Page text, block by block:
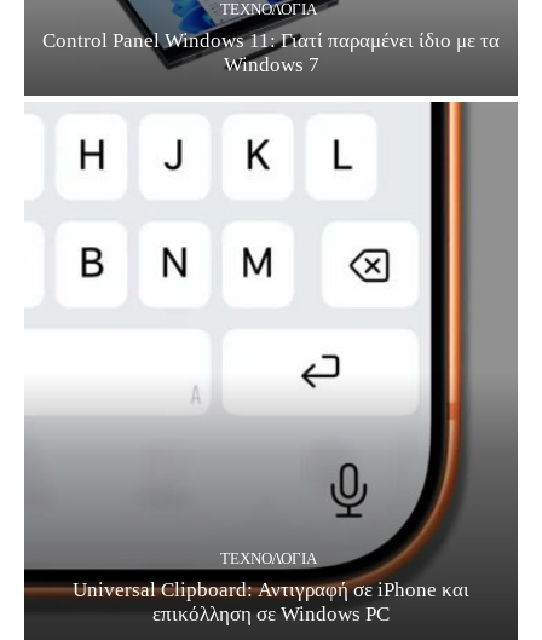
ΤΕΧΝΟΛΟΓΊΑ
Control Panel Windows 11: Γιατί παραμένει ίδιο με τα
Windows 7
ΤΕΧΝΟΛΟΓΊΑ
Universal Clipboard: Αντιγραφή σε iPhone και
επικόλληση σε Windows PC